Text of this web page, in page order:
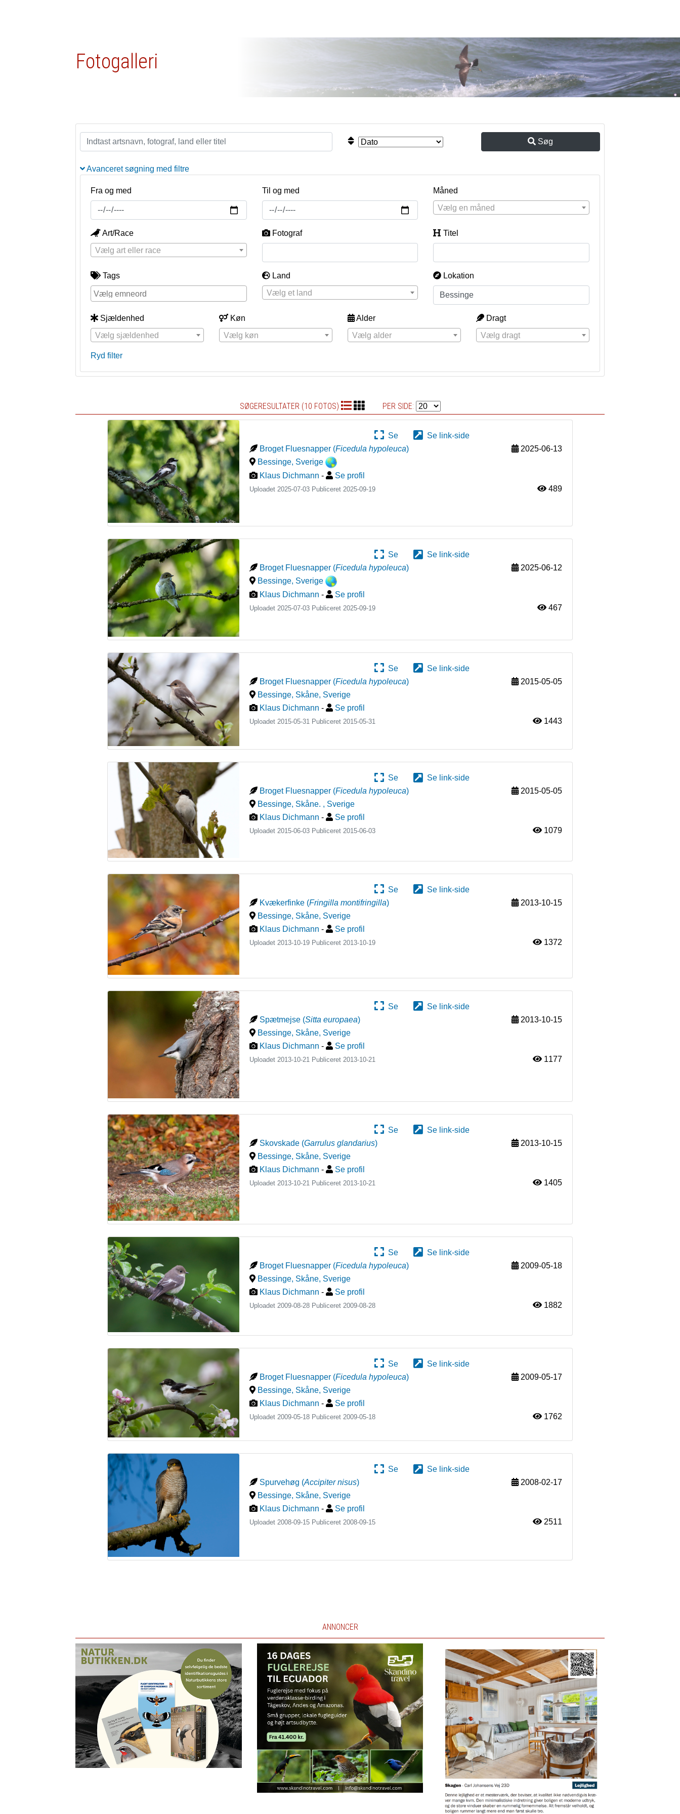
Fotogalleri
Søg
Avanceret søgning med filtre
Fra og med Til og med
Måned
Vælg en måned
Art/Race
Vælg art eller race
Fotograf Titel
Tags
Land
Vælg et land
Lokation
Sjældenhed
Vælg sjældenhed
Køn
Vælg køn
Alder
Vælg alder
Dragt
Vælg dragt
Ryd filter
SØGERESULTATER (10 FOTOS) PER SIDE:
Se
Se link-side
Broget Fluesnapper (Ficedula hypoleuca)
2025-06-13
Bessinge, Sverige
Klaus Dichmann - Se profil
Uploadet 2025-07-03 Publiceret2025-09-19 489
Se
Se link-side
Broget Fluesnapper (Ficedula hypoleuca)
2025-06-12
Bessinge, Sverige
Klaus Dichmann - Se profil
Uploadet 2025-07-03 Publiceret2025-09-19 467
Se
Se link-side
Broget Fluesnapper (Ficedula hypoleuca)
2015-05-05
Bessinge, Skåne, Sverige
Klaus Dichmann - Se profil
Uploadet 2015-05-31 Publiceret 2015-05-31 1443
Se
Se link-side
Broget Fluesnapper (Ficedula hypoleuca)
2015-05-05
Bessinge, Skåne. , Sverige
Klaus Dichmann - Se profil
Uploadet 2015-06-03 Publiceret2015-06-03 1079
Se
Se link-side
Kvækerfinke (Fringilla montifringilla)
2013-10-15
Bessinge, Skåne, Sverige
Klaus Dichmann - Se profil
Uploadet 2013-10-19 Publiceret 2013-10-19 1372
Se
Se link-side
Spætmejse (Sitta europaea)
2013-10-15
Bessinge, Skåne, Sverige
Klaus Dichmann - Se profil
Uploadet 2013-10-21 Publiceret 2013-10-21 1177
Se
Se link-side
Skovskade (Garrulus glandarius)
2013-10-15
Bessinge, Skåne, Sverige
Klaus Dichmann - Se profil
Uploadet 2013-10-21 Publiceret 2013-10-21 1405
Se
Se link-side
Broget Fluesnapper (Ficedula hypoleuca)
2009-05-18
Bessinge, Skåne, Sverige
Klaus Dichmann - Se profil
Uploadet 2009-08-28 Publiceret 2009-08-28 1882
Se
Se link-side
Broget Fluesnapper (Ficedula hypoleuca)
2009-05-17
Bessinge, Skåne, Sverige
Klaus Dichmann - Se profil
Uploadet 2009-05-18 Publiceret2009-05-18 1762
Se
Se link-side
Spurvehøg (Accipiter nisus)
2008-02-17
Bessinge, Skåne, Sverige
Klaus Dichmann - Se profil
Uploadet 2008-09-15 Publiceret2008-09-15 2511
ANNONCER